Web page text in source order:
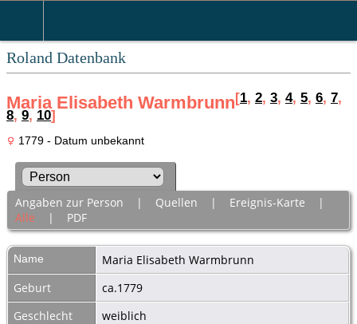
Roland Datenbank
Maria Elisabeth Warmbrunn[1, 2, 3, 4, 5, 6, 7,
8, 9, 10]
1779 - Datum unbekannt
Angaben zur Person | Quellen | Ereignis-Karte |
Alle | PDF
Name Maria Elisabeth Warmbrunn
Geburt
ca.1779
Geschlecht
weiblich